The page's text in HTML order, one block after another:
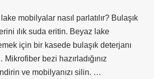
mobilyalar nasıl parlatılır? Bulaşık
ılık suda eritin. Beyaz lake
için bir kasede bulaşık deterjanı
bezi hazırladığınız
ve mobilyanızı silin. …